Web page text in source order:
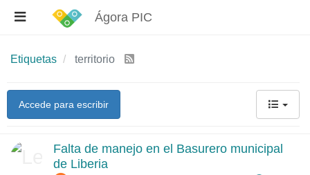
Ágora PIC
Etiquetas territorio
Accede para escribir
Falta de manejo en el Basurero municipal
de Liberia